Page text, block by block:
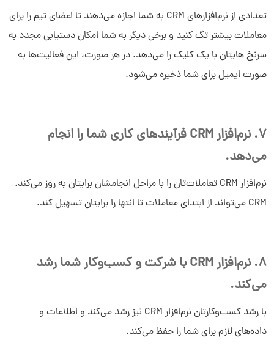
تعدادی از نرم‌افزارهای CRM به شما اجازه می‌دهند تا اعضای تیم را برای
معاملات بیشتر تگ کنید و برخی دیگر به شما امکان دستیابی مجدد به
سرنخ هایتان با یک کلیک را می‌دهد. در هر صورت، این فعالیت‌ها به
صورت ایمیل برای شما ذخیره می‌شود.
7. نرم‌افزار CRM فرآیندهای کاری شما را انجام
می‌دهد.
نرم‌افزار CRM تعاملات‌تان را با مراحل انجامشان برایتان به روز می‌کند.
CRM می‌تواند از ابتدای معاملات تا انتها را برایتان تسهیل کند.
8. نرم‌افزار CRM با شرکت و کسب‌وکار شما رشد
می‌کند.
با رشد کسب‌وکارتان نرم‌افزار CRM نیز رشد می‌کند و اطلاعات و
داده‌های لازم برای شما را حفظ می‌کند.